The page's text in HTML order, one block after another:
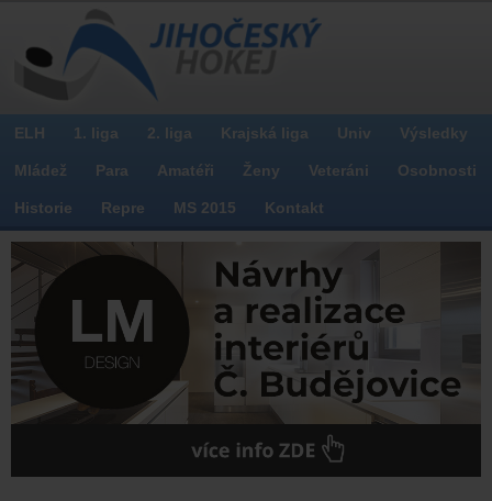
ELH 1. liga 2. liga Krajská liga Univ Výsledky
Mládež Para Amatéři Ženy Veteráni Osobnosti
Historie Repre MS 2015 Kontakt